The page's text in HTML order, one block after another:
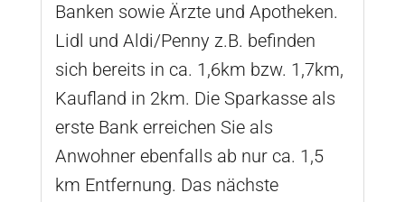
Banken sowie Ärzte und Apotheken.
Lidl und Aldi/Penny z.B. befinden
sich bereits in ca. 1,6km bzw. 1,7km,
Kaufland in 2km. Die Sparkasse als
erste Bank erreichen Sie als
Anwohner ebenfalls ab nur ca. 1,5
km Entfernung. Das nächste